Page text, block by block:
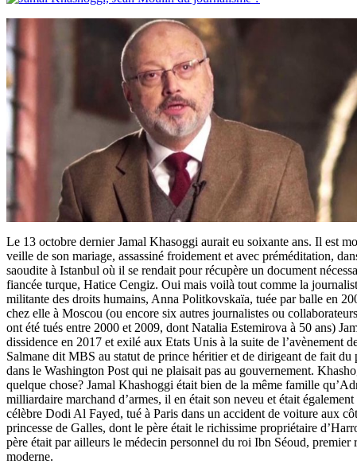
Le 13 octobre dernier Jamal Khasoggi aurait eu soixante ans. Il est
veille de son mariage, assassiné froidement et avec préméditation,
saoudite à Istanbul où il se rendait pour récupère un document
fiancée turque, Hatice Cengiz. Oui mais voilà tout comme la
militante des droits humains, Anna Politkovskaïa, tuée par balle en
chez elle à Moscou (ou encore six autres journalistes ou
ont été tués entre 2000 et 2009, dont Natalia Estemirova à 50 ans)
dissidence en 2017 et exilé aux Etats Unis à la suite de l’avènement
Salmane dit MBS au statut de prince héritier et de dirigeant de fait du
dans le Washington Post qui ne plaisait pas au gouvernement.
quelque chose? Jamal Khashoggi était bien de la même famille
milliardaire marchand d’armes, il en était son neveu et était
célèbre Dodi Al Fayed, tué à Paris dans un accident de voiture aux
princesse de Galles, dont le père était le richissime propriétaire
père était par ailleurs le médecin personnel du roi Ibn Séoud, premier
moderne.